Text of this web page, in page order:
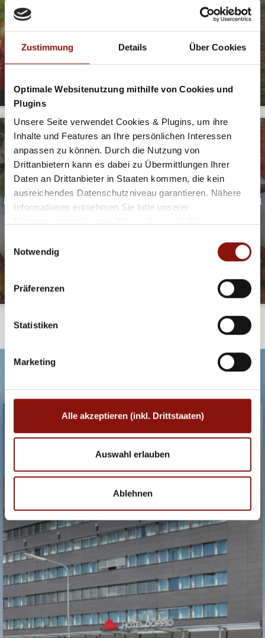
Zustimmung Details Über Cookies
Optimale Websitenutzung mithilfe von Cookies und
Plugins
Unsere Seite verwendet Cookies & Plugins, um ihre
Inhalte und Features an Ihre persönlichen Interessen
anpassen zu können. Durch die Nutzung von
Drittanbietern kann es dabei zu Übermittlungen Ihrer
Daten an Drittanbieter in Staaten kommen, die kein
ausreichendes Datenschutzniveau garantieren. Nähere
Informationen entnehmen Sie bitte unserer
Cookies und Drittanbietern (inkl. Drittstaaten-
Notwendig
Präferenzen
Statistiken
Marketing
Alle akzeptieren (inkl. Drittstaaten)
Auswahl erlauben
Ablehnen
Wien hat so viele schöne Seiten zu erkunden, da lohnt sich
Abwechslung in der Laufroutine!
JETZT ENTDECKEN
©CC
IN WIEN BEGINNT DER BALKAN
ALLES WAS DAS HERZ BEGEHRT, HAUPTSACHE HERZHAFT!
In diesen Lokalen wird bewiesen, dass osteuropäische und
türkische Küche wahres Comfort Food ist. Authentischere
Landesküche bekommt man außerhalb dieser Nationen wohl
nirgends als hier in Wien!
UNSERE HOTELEMPFEHLUNGEN.
HOTEL DOPPIO